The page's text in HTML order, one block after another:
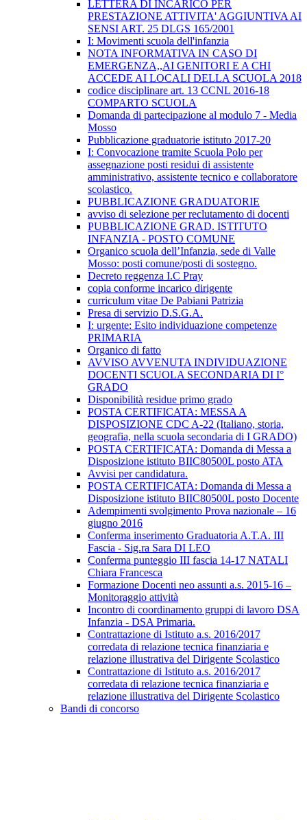
LETTERA DI INCARICO PER
PRESTAZIONE ATTIVITA' AGGIUNTIVA AI
SENSI ART. 25 DLGS 165/2001
I: Movimenti scuola dell'infanzia
NOTA INFORMATIVA IN CASO DI
EMERGENZA,,AI GENITORI E A CHI
ACCEDE AI LOCALI DELLA SCUOLA 2018
codice disciplinare art. 13 CCNL 2016-18
COMPARTO SCUOLA
Domanda di partecipazione al modulo 7 - Media
Mosso
Pubblicazione graduatorie istituto 2017-20
I: Convocazione tramite Scuola Polo per
assegnazione posti residui di assistente
amministrativo, assistente tecnico e collaboratore
scolastico.
PUBBLICAZIONE GRADUATORIE
avviso di selezione per reclutamento di docenti
PUBBLICAZIONE GRAD. ISTITUTO
INFANZIA - POSTO COMUNE
Organico scuola dell’Infanzia, sede di Valle
Mosso: posti comune/posti di sostegno.
Decreto reggenza I.C Pray
copia conforme incarico dirigente
curriculum vitae De Pabiani Patrizia
Presa di servizio D.S.G.A.
I: urgente: Esito individuazione competenze
PRIMARIA
Organico di fatto
AVVISO AVVENUTA INDIVIDUAZIONE
DOCENTI SCUOLA SECONDARIA DI I°
GRADO
Disponibilità residue primo grado
POSTA CERTIFICATA: MESSA A
DISPOSIZIONE CDC A-22 (Italiano, storia,
geografia, nella scuola secondaria di I GRADO)
POSTA CERTIFICATA: Domanda di Messa a
Disposizione istituto BIIC80500L posto ATA
Avvisi per candidatura.
POSTA CERTIFICATA: Domanda di Messa a
Disposizione istituto BIIC80500L posto Docente
Adempimenti svolgimento Prova nazionale – 16
giugno 2016
Conferma inserimento Graduatoria A.T.A. III
Fascia - Sig.ra Sara DI LEO
Conferma punteggio III fascia 14-17 NATALI
Chiara Francesca
Formazione Docenti neo assunti a.s. 2015-16 –
Monitoraggio attività
Incontro di coordinamento gruppi di lavoro DSA
Infanzia - DSA Primaria.
Contrattazione di Istituto a.s. 2016/2017
corredata di relazione tecnica finanziaria e
relazione illustrativa del Dirigente Scolastico
Contrattazione di Istituto a.s. 2016/2017
corredata di relazione tecnica finanziaria e
relazione illustrativa del Dirigente Scolastico
Bandi di concorso